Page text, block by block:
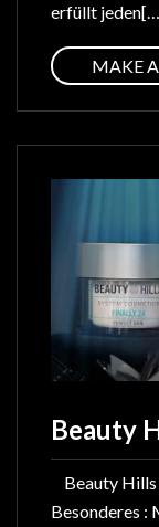
erfüllt
MAKE
Beauty
Beauty Hills
Besonderes :